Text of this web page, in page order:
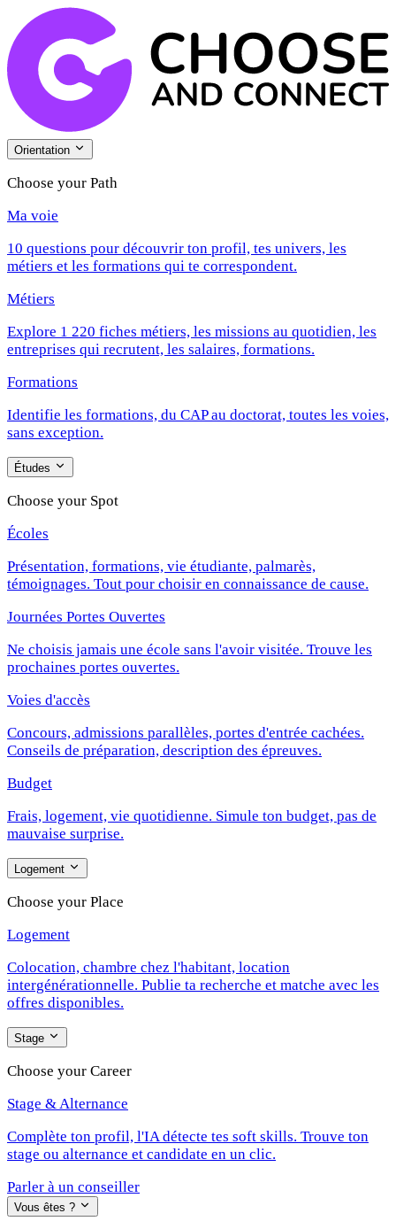
Orientation
Choose your Path
Ma voie
10 questions pour découvrir ton profil, tes univers, les
métiers et les formations qui te correspondent.
Métiers
Explore 1 220 fiches métiers, les missions au quotidien, les
entreprises qui recrutent, les salaires, formations.
Formations
Identifie les formations, du CAP au doctorat, toutes les voies,
sans exception.
Études
Choose your Spot
Écoles
Présentation, formations, vie étudiante, palmarès,
témoignages. Tout pour choisir en connaissance de cause.
Journées Portes Ouvertes
Ne choisis jamais une école sans l'avoir visitée. Trouve les
prochaines portes ouvertes.
Voies d'accès
Concours, admissions parallèles, portes d'entrée cachées.
Conseils de préparation, description des épreuves.
Budget
Frais, logement, vie quotidienne. Simule ton budget, pas de
mauvaise surprise.
Logement
Choose your Place
Logement
Colocation, chambre chez l'habitant, location
intergénérationnelle. Publie ta recherche et matche avec les
offres disponibles.
Stage
Choose your Career
Stage & Alternance
Complète ton profil, l'IA détecte tes soft skills. Trouve ton
stage ou alternance et candidate en un clic.
Parler à un conseiller
Vous êtes ?